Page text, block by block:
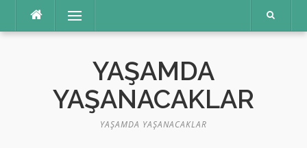
Menü
YAŞAMDA
YAŞANACAKLAR
YAŞAMDA YAŞANACAKLAR